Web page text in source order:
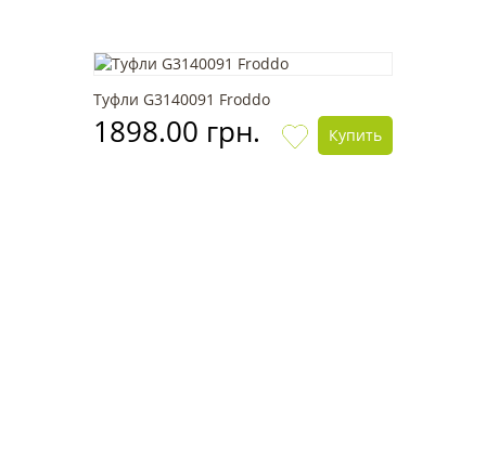
Туфли G3140091 Froddo
1898.00 грн. Купить